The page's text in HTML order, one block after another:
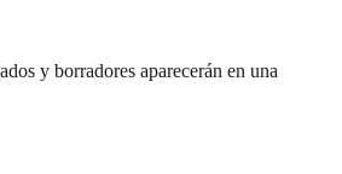
y borradores aparecerán en una